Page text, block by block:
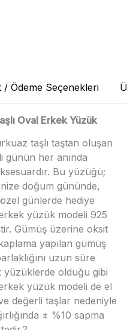
/ Ödeme Seçenekleri
Oval Erkek Yüzük
taşlı taştan oluşan
günün her anında
Bu yüzüğü;
doğum gününde,
günlerde hediye
yüzük modeli 925
Gümüş üzerine oksit
yapılan gümüş
uzun süre
yüzüklerde olduğu gibi
yüzük modeli de el
değerli taşlar nedeniyle
± %10 sapma